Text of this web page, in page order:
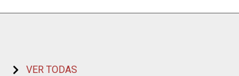
VER TODAS